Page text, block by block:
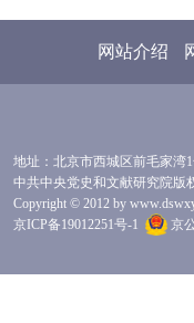
网站介绍
地址：北京市西城区前毛家湾
中共中央党史和文献研究院版
Copyright © 2012 by
京ICP备19012251号-1
京